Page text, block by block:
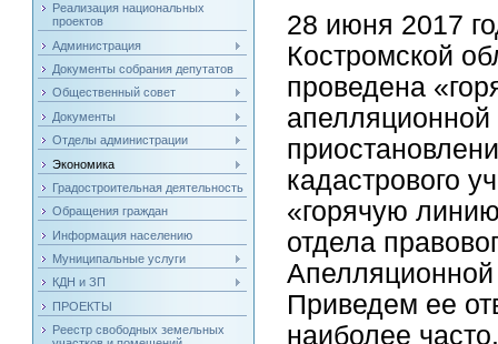
Реализация национальных
проектов
Администрация
Документы собрания депутатов
Общественный совет
Документы
Отделы администрации
Экономика
Градостроительная деятельность
Обращения граждан
Информация населению
Муниципальные услуги
КДН и ЗП
ПРОЕКТЫ
Реестр свободных земельных
28 июня 2017
Костромской
проведена
кадастрового
«горячую
отдела
Приведем ее
наиболее